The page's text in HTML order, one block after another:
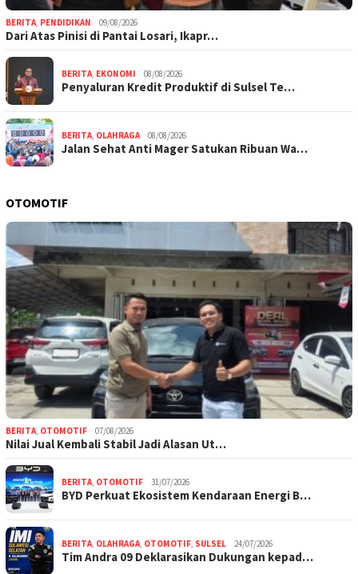
BERITA PENDIDIKAN 09/08/2026
Dari Atas Pinisi di Pantai Losari, Ikapr…
BERITA EKONOMI 08/08/2026
Penyaluran Kredit Produktif di Sulsel Te…
BERITA OLAHRAGA 08/08/2026
Jalan Sehat Anti Mager Satukan Ribuan Wa…
OTOMOTIF
BERITA OTOMOTIF 07/08/2026
Nilai Jual Kembali Stabil Jadi Alasan Ut…
BERITA OTOMOTIF 31/07/2026
BYD Perkuat Ekosistem Kendaraan Energi B…
BERITA OLAHRAGA OTOMOTIF SULSEL 24/07/2026
Tim Andra 09 Deklarasikan Dukungan kepad…